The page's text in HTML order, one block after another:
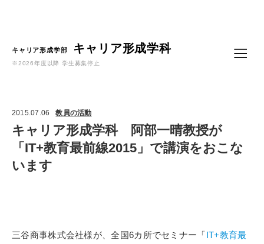
キャリア形成学部 キャリア形成学科
※2026年度以降 学生募集停止
2015.07.06 教員の活動
キャリア形成学科 阿部一晴教授が
「IT+教育最前線2015」で講演をおこな
います
三谷商事株式会社様が、全国6カ所でセミナー「IT+教育最